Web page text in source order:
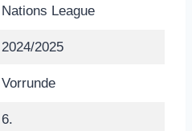
Nations League
2024/2025
Vorrunde
6.